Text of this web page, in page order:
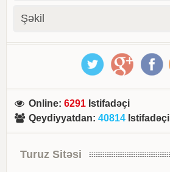
Şəkil
Online:6291 Istifadəçi
Qeydiyyatdan:40814 Istifadəçi
Turuz Sitəsi